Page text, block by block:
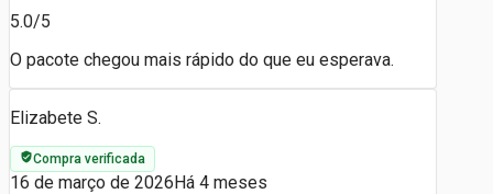
5.0/5
O pacote chegou mais rápido do que eu esperava.
Elizabete S.
Compra verificada
16 de março de 2026Há 4 meses